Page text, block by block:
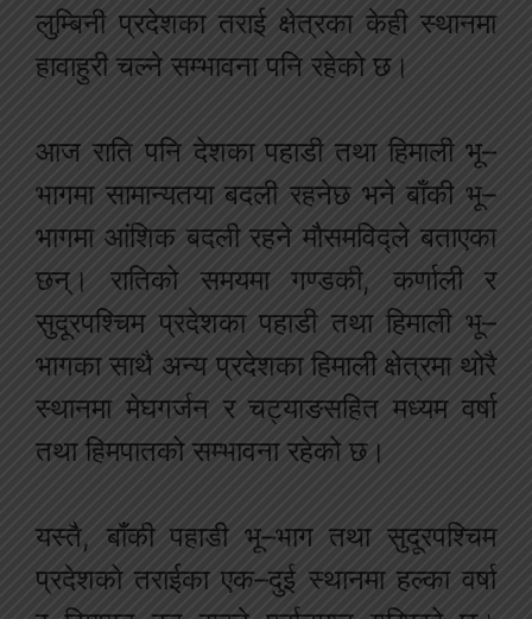
लुम्बिनी प्रदेशका तराई क्षेत्रका केही स्थानमा
हावाहुरी चल्ने सम्भावना पनि रहेको छ।
आज राति पनि देशका पहाडी तथा हिमाली भू–
भागमा सामान्यतया बदली रहनेछ भने बाँकी भू–
भागमा आंशिक बदली रहने मौसमविद्ले बताएका
छन्। रातिको समयमा गण्डकी, कर्णाली र
सुदूरपश्चिम प्रदेशका पहाडी तथा हिमाली भू–
भागका साथै अन्य प्रदेशका हिमाली क्षेत्रमा थोरै
स्थानमा मेघगर्जन र चट्याङसहित मध्यम वर्षा
तथा हिमपातको सम्भावना रहेको छ।
यस्तै, बाँकी पहाडी भू–भाग तथा सुदूरपश्चिम
प्रदेशको तराईका एक–दुई स्थानमा हल्का वर्षा